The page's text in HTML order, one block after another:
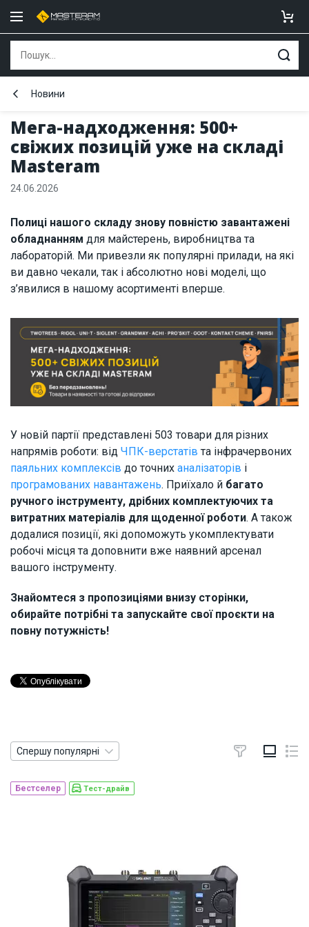
Мега-надходження: 500+
свіжих позицій уже на складі
Masteram
Новини
24.06.2026
Полиці нашого складу знову повністю завантажені
обладнанням для майстерень, виробництва та
лабораторій. Ми привезли як популярні прилади, на які
ви давно чекали, так і абсолютно нові моделі, що
з’явилися в нашому асортименті вперше.
У новій партії представлені 503 товари для різних
напрямів роботи: від ЧПК-верстатів та інфрачервоних
паяльних комплексів до точних аналізаторів і
програмованих навантажень. Приїхало й багато
ручного інструменту, дрібних комплектуючих та
витратних матеріалів для щоденної роботи. А також
додалися позиції, які допоможуть укомплектувати
робочі місця та доповнити вже наявний арсенал
вашого інструменту.
Знайомтеся з пропозиціями внизу сторінки,
обирайте потрібні та запускайте свої проєкти на
повну потужність!
Спершу популярні
Бестселер Тест-драйв